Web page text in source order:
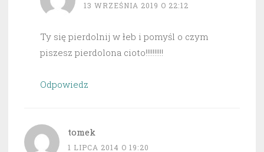
13 WRZEŚNIA 2019 O 22:12
Ty się pierdolnij w łeb i pomyśl o czym
piszesz pierdolona cioto!!!!!!!!!!
Odpowiedz
tomek
1 LIPCA 2014 O 19:20